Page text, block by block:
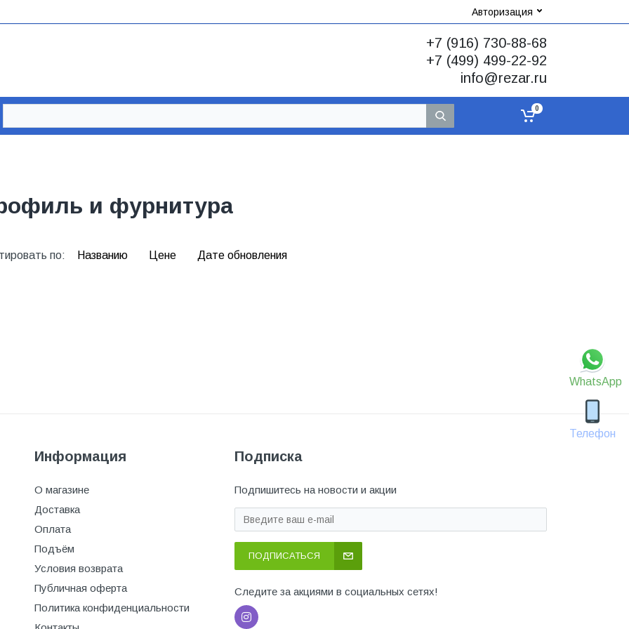
WhatsApp
Телефон
Авторизация
+7 (916) 730-88-68
+7 (499) 499-22-92
info@rezar.ru
0
и фурнитура
по: Названию Цене Дате обновления
Информация
О магазине
Доставка
Оплата
Подъём
Условия возврата
Публичная оферта
Политика конфиденциальности
Подписка
Подпишитесь на новости и акции
ПОДПИСАТЬСЯ
Следите за акциями в социальных сетях!